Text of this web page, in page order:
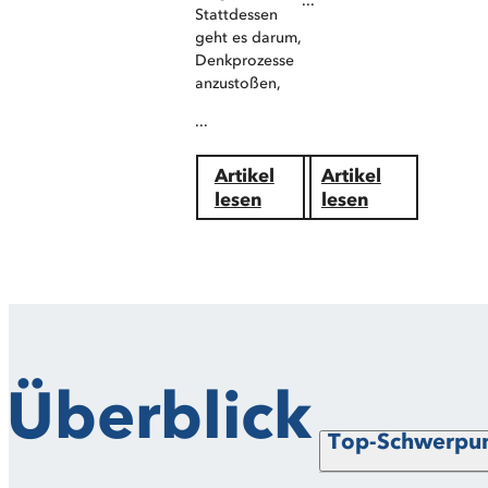
Stattdessen
geht es darum,
Denkprozesse
anzustoßen,
...
Artikel
lesen
Artikel
lesen
Überblick Top-